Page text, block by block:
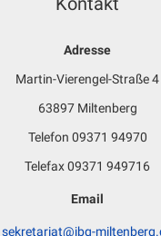
Adresse
Martin-Vierengel-Straße 4
63897 Miltenberg
Telefon 09371 94970
Telefax 09371 949716
Email
sekretariat@jbg-